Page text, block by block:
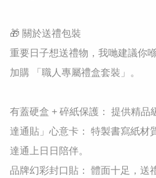
🎁 關於送禮包裝
重要日子想送禮物，我哋建議你
加購 「職人專屬禮盒套裝」。
有蓋硬盒 + 碎紙保護： 提供精品
達通貼」心意卡： 特製書寫紙材
達通上日日陪伴。
品牌幻彩封口貼： 體面十足，送